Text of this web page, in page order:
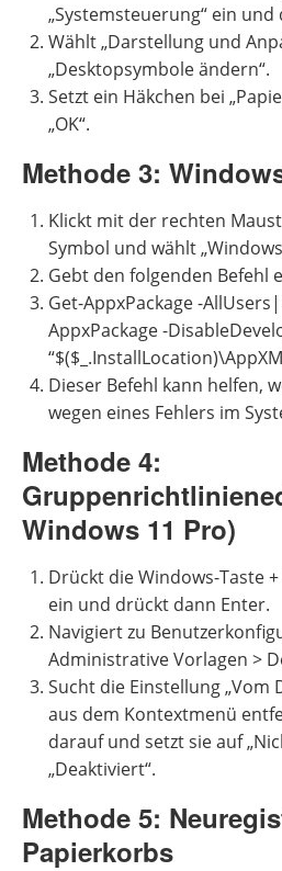
„Systemsteuerung“ ein
Wählt „Darstellung und
„Desktopsymbole ändern“.
Setzt ein Häkchen bei
„OK“.
Methode 3:
Klickt mit der rechten
Symbol und wählt
Gebt den folgenden Befehl
Get-AppxPackage -
AppxPackage -
Dieser Befehl kann helfen,
wegen eines Fehlers im
Methode 4:
Windows 11 Pro)
Drückt die Windows-Taste
ein und drückt dann Enter.
Navigiert zu
Administrative Vorlagen >
Sucht die Einstellung
aus dem Kontextmenü
darauf und setzt sie auf
„Deaktiviert“.
Methode 5:
Papierkorbs